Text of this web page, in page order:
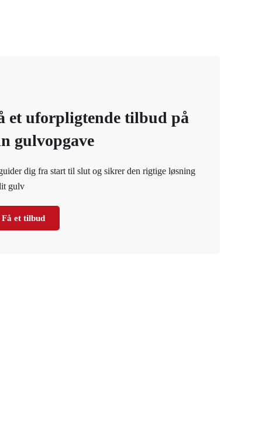
et uforpligtende tilbud på
gulvopgave
dig fra start til slut og sikrer den rigtige løsning
gulv
Få et tilbud